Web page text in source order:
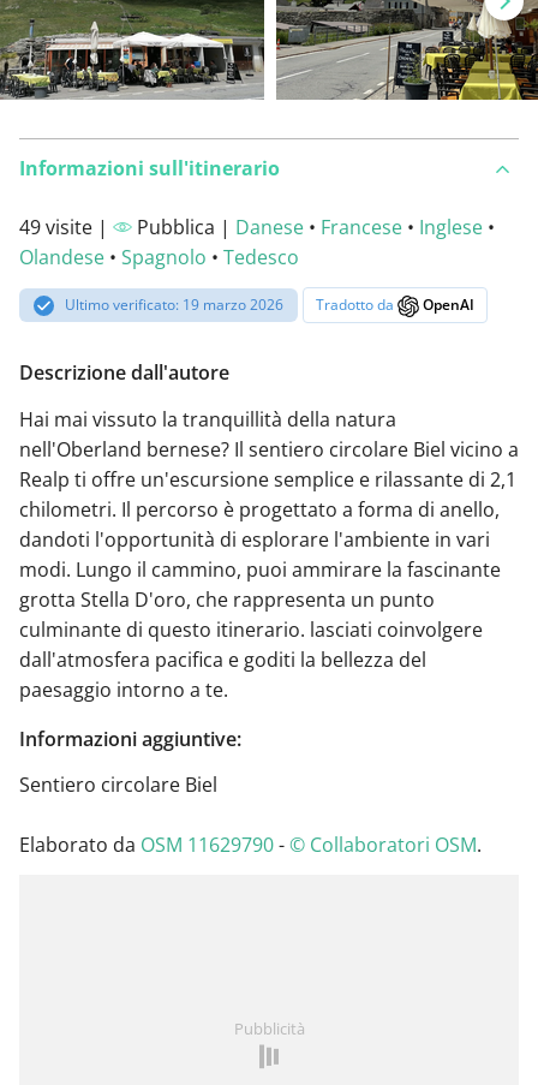
Informazioni sull'itinerario
49 visite | Pubblica | Danese • Francese • Inglese •
Olandese • Spagnolo • Tedesco
Ultimo verificato: 19 marzo 2026 Tradotto da OpenAI
Descrizione dall'autore
Hai mai vissuto la tranquillità della natura
nell'Oberland bernese? Il sentiero circolare Biel vicino a
Realp ti offre un'escursione semplice e rilassante di 2,1
chilometri. Il percorso è progettato a forma di anello,
dandoti l'opportunità di esplorare l'ambiente in vari
modi. Lungo il cammino, puoi ammirare la fascinante
grotta Stella D'oro, che rappresenta un punto
culminante di questo itinerario. lasciati coinvolgere
dall'atmosfera pacifica e goditi la bellezza del
paesaggio intorno a te.
Informazioni aggiuntive:
Sentiero circolare Biel
Elaborato da OSM 11629790-© Collaboratori OSM.
Pubblicità